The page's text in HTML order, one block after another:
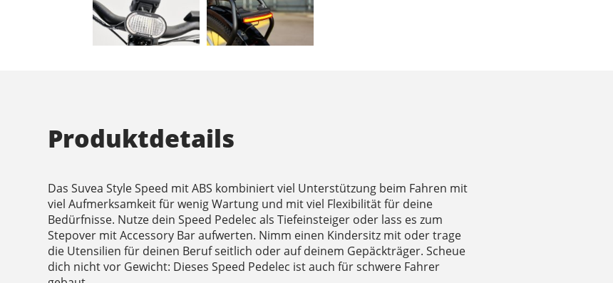
Produktdetails
Das Suvea Style Speed mit ABS kombiniert viel Unterstützung beim Fahren mit
viel Aufmerksamkeit für wenig Wartung und mit viel Flexibilität für deine
Bedürfnisse. Nutze dein Speed Pedelec als Tiefeinsteiger oder lass es zum
Stepover mit Accessory Bar aufwerten. Nimm einen Kindersitz mit oder trage
die Utensilien für deinen Beruf seitlich oder auf deinem Gepäckträger. Scheue
dich nicht vor Gewicht: Dieses Speed Pedelec ist auch für schwere Fahrer